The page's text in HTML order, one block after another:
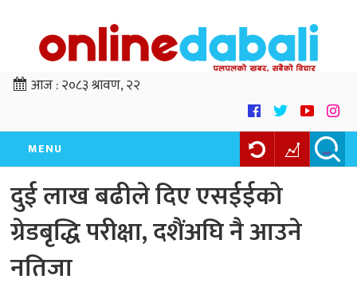
आज :२०८३ श्रावण, २२
MENU
दुई लाख बढीले दिए एसईईको
ग्रेडबृद्धि परीक्षा, दशैंअघि नै आउने
नतिजा